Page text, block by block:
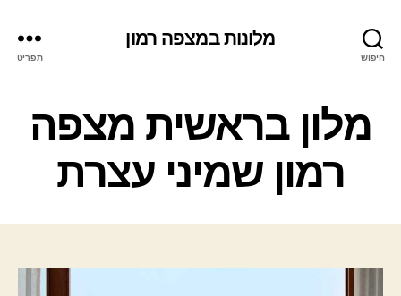
חיפוש
מלונות במצפה רמון
תפריט
ק
ט
ו
מלון בראשית מצפה
רמון שמיני עצרת